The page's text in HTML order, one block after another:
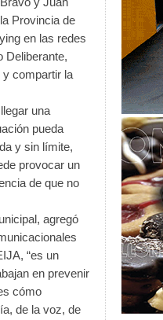
Provincia de
en las redes
Deliberante,
y compartir la
una
pueda
y sin límite,
provocar un
de que no
agregó
“es un
en prevenir
cómo
de la voz, de